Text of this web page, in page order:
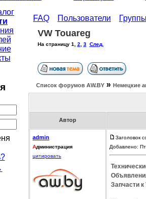
FAQ Пользователи
VW Touareg
На страницу 1 2 3 След.
Список форумов АW.BY » Немецкие
Автор
admin
Администрация
цитировать
Заголовок
Добавлено:
Запчасти к